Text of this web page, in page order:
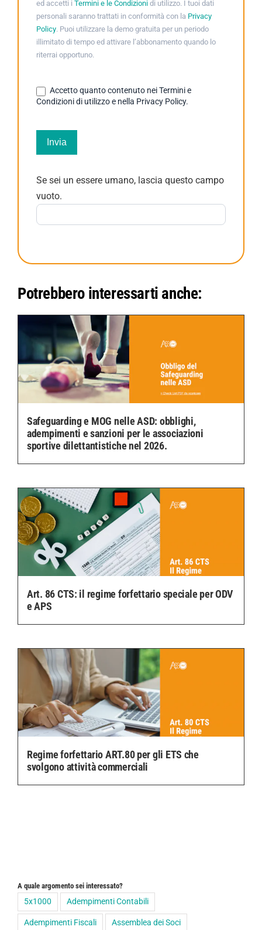
ed accetti i Termini e le Condizionidi utilizzo. I tuoi dati
personali saranno trattati in conformità con la Privacy
Policy. Puoi utilizzare la demo gratuita per un periodo
illimitato di tempo ed attivare l’abbonamento quando lo
riterrai opportuno.
Accetto quanto contenuto nei Termini e
Condizioni di utilizzo e nella Privacy Policy.
Invia
Se sei un essere umano, lascia questo campo
vuoto.
Potrebbero interessarti anche:
Safeguarding e MOG nelle ASD: obblighi,
adempimenti e sanzioni per le associazioni
sportive dilettantistiche nel 2026.
Art. 86 CTS: il regime forfettario speciale per ODV
e APS
Regime forfettario ART.80 per gli ETS che
svolgono attività commerciali
A quale argomento sei interessato?
5x1000 Adempimenti Contabili
Adempimenti Fiscali Assemblea dei Soci